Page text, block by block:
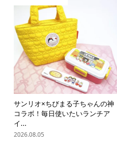
サンリオ×ちびまる子ちゃんの神
コラボ！毎日使いたいランチア
イ...
2026.08.05